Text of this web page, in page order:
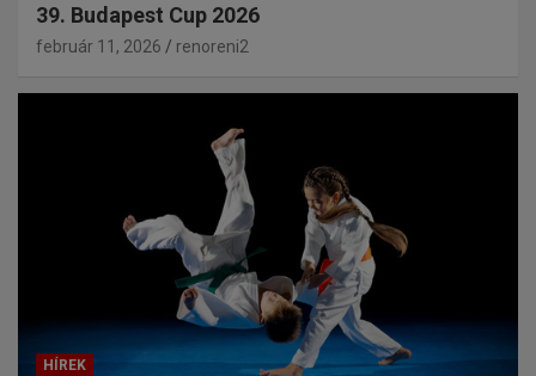
39. Budapest Cup 2026
február 11, 2026 renoreni2
HÍREK